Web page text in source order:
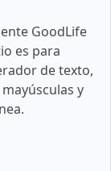
GoodLife
es para
de texto,
y